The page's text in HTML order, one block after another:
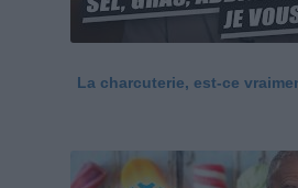
La charcuterie, est-ce